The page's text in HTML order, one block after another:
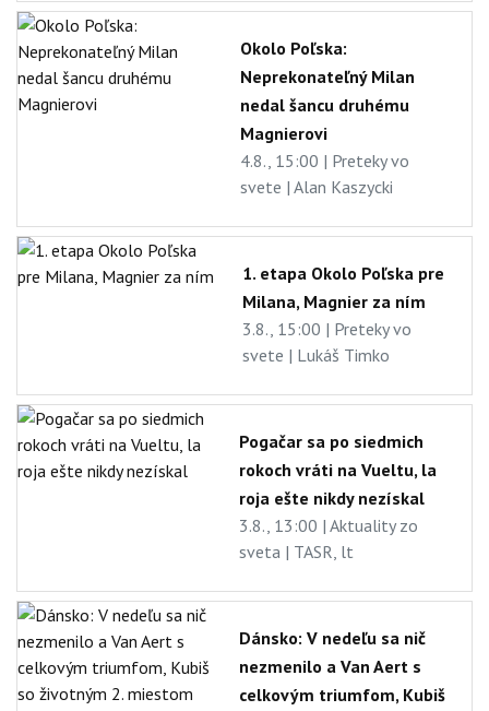
Okolo Poľska:
Neprekonateľný Milan
nedal šancu druhému
Magnierovi
4.8., 15:00 | Preteky vo
svete | Alan Kaszycki
1. etapa Okolo Poľska pre
Milana, Magnier za ním
3.8., 15:00 | Preteky vo
svete | Lukáš Timko
Pogačar sa po siedmich
rokoch vráti na Vueltu, la
roja ešte nikdy nezískal
3.8., 13:00 | Aktuality zo
sveta | TASR, lt
Dánsko: V nedeľu sa nič
nezmenilo a Van Aert s
celkovým triumfom, Kubiš